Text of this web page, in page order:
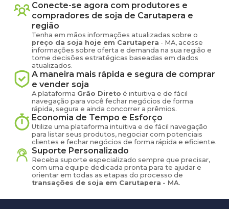
Conecte-se agora com produtores e
compradores de soja de Carutapera e
região
Tenha em mãos informações atualizadas sobre o
preço da soja hoje em Carutapera - MA, acesse
informações sobre oferta e demanda na sua região e
tome decisões estratégicas baseadas em dados
atualizados.
A maneira mais rápida e segura de comprar
e vender soja
A plataforma Grão Direto é intuitiva e de fácil
navegação para você fechar negócios de forma
rápida, segura e ainda concorrer a prêmios.
Economia de Tempo e Esforço
Utilize uma plataforma intuitiva e de fácil navegação
para listar seus produtos, negociar com potenciais
clientes e fechar negócios de forma rápida e eficiente.
Suporte Personalizado
Receba suporte especializado sempre que precisar,
com uma equipe dedicada pronta para te ajudar e
orientar em todas as etapas do processo de
transações de soja em Carutapera - MA.